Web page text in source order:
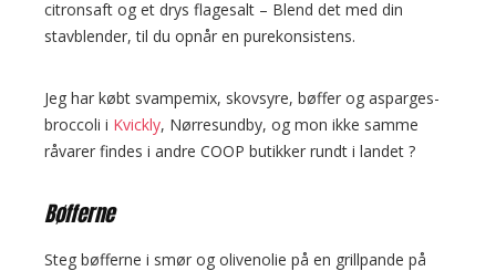
citronsaft og et drys flagesalt – Blend det med din
stavblender, til du opnår en purekonsistens.
Jeg har købt svampemix, skovsyre, bøffer og asparges-
broccoli i Kvickly, Nørresundby, og mon ikke samme
råvarer findes i andre COOP butikker rundt i landet ?
Bøfferne
Steg bøfferne i smør og olivenolie på en grillpande på